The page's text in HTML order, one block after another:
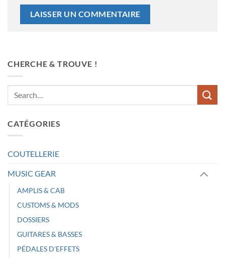
CHERCHE & TROUVE !
CATÉGORIES
COUTELLERIE
MUSIC GEAR
AMPLIS & CAB
CUSTOMS & MODS
DOSSIERS
GUITARES & BASSES
PÉDALES D'EFFETS